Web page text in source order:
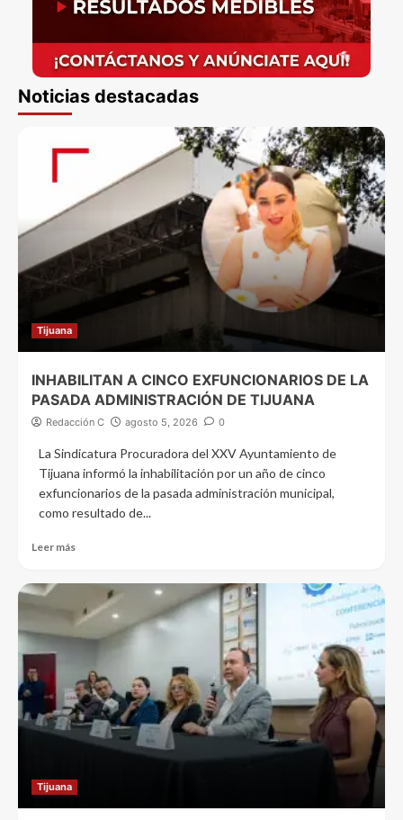
Noticias destacadas
Tijuana
INHABILITAN A CINCO EXFUNCIONARIOS DE LA
PASADA ADMINISTRACIÓN DE TIJUANA
Redacción C agosto 5, 2026 0
La Sindicatura Procuradora del XXV Ayuntamiento de
Tijuana informó la inhabilitación por un año de cinco
exfuncionarios de la pasada administración municipal,
como resultado de...
Leer más
Tijuana